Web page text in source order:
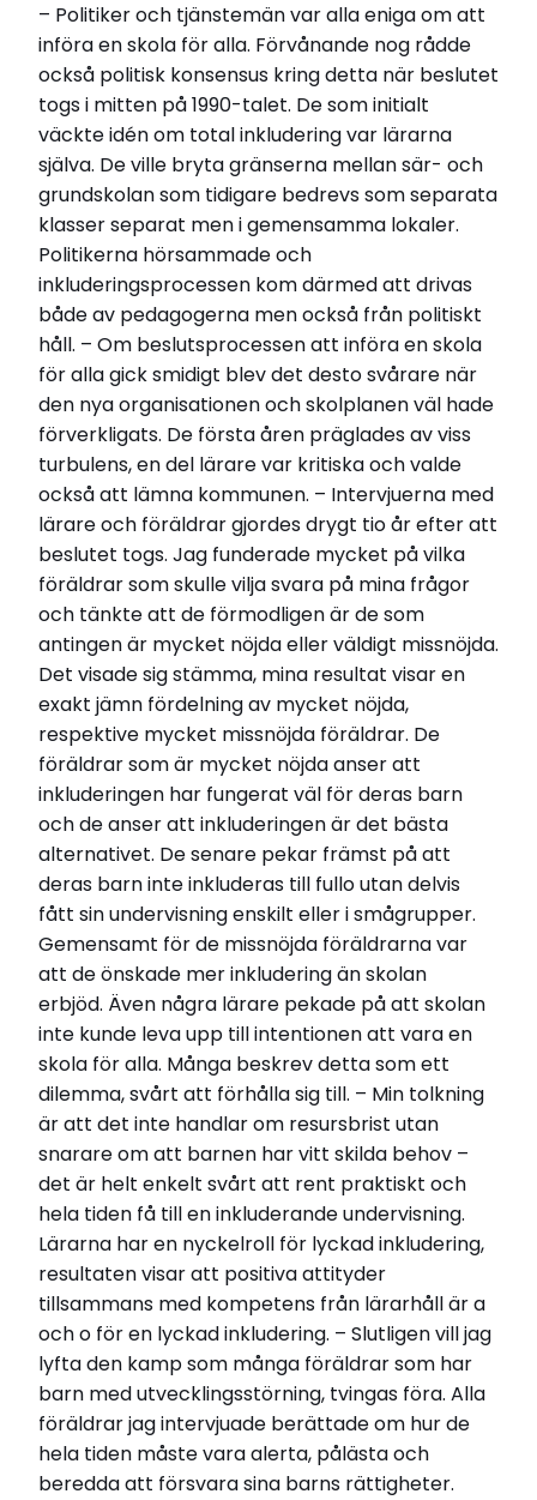
– Politiker och tjänstemän var alla eniga om att
införa en skola för alla. Förvånande nog rådde
också politisk konsensus kring detta när beslutet
togs i mitten på 1990-talet. De som initialt
väckte idén om total inkludering var lärarna
själva. De ville bryta gränserna mellan sär- och
grundskolan som tidigare bedrevs som separata
klasser separat men i gemensamma lokaler.
Politikerna hörsammade och
inkluderingsprocessen kom därmed att drivas
både av pedagogerna men också från politiskt
håll. – Om beslutsprocessen att införa en skola
för alla gick smidigt blev det desto svårare när
den nya organisationen och skolplanen väl hade
förverkligats. De första åren präglades av viss
turbulens, en del lärare var kritiska och valde
också att lämna kommunen. – Intervjuerna med
lärare och föräldrar gjordes drygt tio år efter att
beslutet togs. Jag funderade mycket på vilka
föräldrar som skulle vilja svara på mina frågor
och tänkte att de förmodligen är de som
antingen är mycket nöjda eller väldigt missnöjda.
Det visade sig stämma, mina resultat visar en
exakt jämn fördelning av mycket nöjda,
respektive mycket missnöjda föräldrar. De
föräldrar som är mycket nöjda anser att
inkluderingen har fungerat väl för deras barn
och de anser att inkluderingen är det bästa
alternativet. De senare pekar främst på att
deras barn inte inkluderas till fullo utan delvis
fått sin undervisning enskilt eller i smågrupper.
Gemensamt för de missnöjda föräldrarna var
att de önskade mer inkludering än skolan
erbjöd. Även några lärare pekade på att skolan
inte kunde leva upp till intentionen att vara en
skola för alla. Många beskrev detta som ett
dilemma, svårt att förhålla sig till. – Min tolkning
är att det inte handlar om resursbrist utan
snarare om att barnen har vitt skilda behov –
det är helt enkelt svårt att rent praktiskt och
hela tiden få till en inkluderande undervisning.
Lärarna har en nyckelroll för lyckad inkludering,
resultaten visar att positiva attityder
tillsammans med kompetens från lärarhåll är a
och o för en lyckad inkludering. – Slutligen vill jag
lyfta den kamp som många föräldrar som har
barn med utvecklingsstörning, tvingas föra. Alla
föräldrar jag intervjuade berättade om hur de
hela tiden måste vara alerta, pålästa och
beredda att försvara sina barns rättigheter.